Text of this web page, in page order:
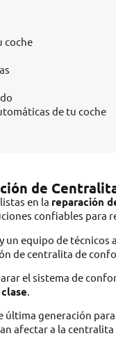
coche
de tu coche
de
en la reparación
confiables
un equipo de
de centralita de
el sistema de
.
última generación para
afectar a la